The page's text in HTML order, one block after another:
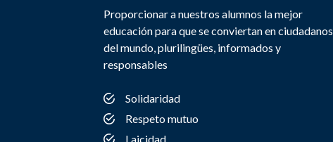
Proporcionar a nuestros alumnos la mejor
educación para que se conviertan en ciudadanos
del mundo, plurilingües, informados y
responsables
Solidaridad
Respeto mutuo
Laicidad